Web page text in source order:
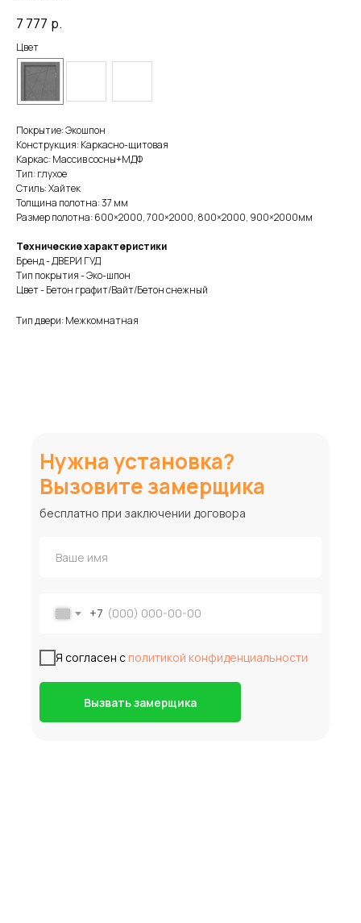
7 777 р.
Цвет
Покрытие: Экошпон
Конструкция: Каркасно-щитовая
Каркас: Массив сосны+МДФ
Тип: глухое
Стиль: Хайтек
Толщина полотна: 37 мм
Размер полотна: 600×2000, 700×2000, 800×2000, 900×2000мм
Технические характеристики
Бренд - ДВЕРИ ГУД
Тип покрытия - Эко-шпон
Цвет - Бетон графит/Вайт/Бетон снежный
Тип двери: Межкомнатная
Нужна установка?
Вызовите замерщика
+7
Я согласен с политикой конфиденциальности
Вызвать замерщика
бесплатно при заключении договора